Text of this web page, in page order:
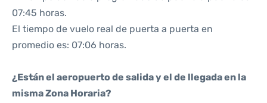
07:45 horas.
El tiempo de vuelo real de puerta a puerta en
promedio es: 07:06 horas.
¿Están el aeropuerto de salida y el de llegada en la
misma Zona Horaria?